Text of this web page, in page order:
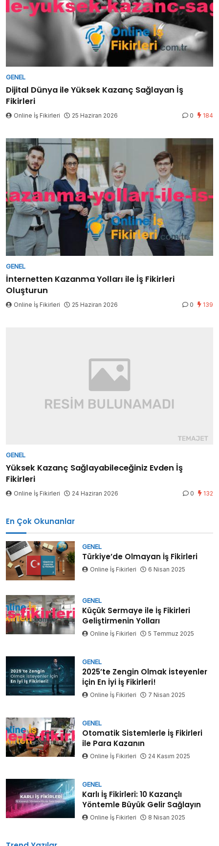
GENEL
Dijital Dünya ile Yüksek Kazanç Sağlayan İş
Fikirleri
Online İş Fikirleri 25 Haziran 2026 0 184
GENEL
İnternetten Kazanma Yolları ile İş Fikirleri
Oluşturun
Online İş Fikirleri 25 Haziran 2026 0 139
GENEL
Yüksek Kazanç Sağlayabileceğiniz Evden İş
Fikirleri
Online İş Fikirleri 24 Haziran 2026 0 132
En Çok Okunanlar
GENEL
Türkiye’de Olmayan İş Fikirleri
Online İş Fikirleri 6 Nisan 2025
GENEL
Küçük Sermaye ile İş Fikirleri
Geliştirmenin Yolları
Online İş Fikirleri 5 Temmuz 2025
GENEL
2025’te Zengin Olmak İsteyenler
İçin En İyi İş Fikirleri!
Online İş Fikirleri 7 Nisan 2025
GENEL
Otomatik Sistemlerle İş Fikirleri
ile Para Kazanın
Online İş Fikirleri 24 Kasım 2025
GENEL
Karlı İş Fikirleri: 10 Kazançlı
Yöntemle Büyük Gelir Sağlayın
Online İş Fikirleri 8 Nisan 2025